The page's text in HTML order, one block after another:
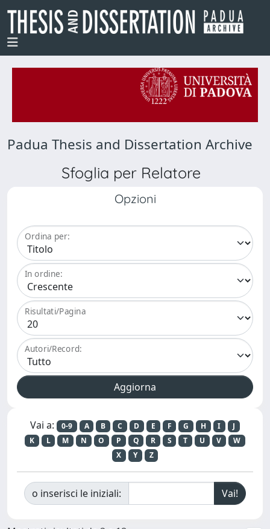
Padua Thesis and Dissertation Archive
Sfoglia per Relatore
Opzioni
Ordina per:
In ordine:
Risultati/Pagina
Autori/Record:
Vai a: 0-9 A B C D E F G H I
J
K
L M N O P Q R S T U V
W
X
Y Z
o inserisci le iniziali: